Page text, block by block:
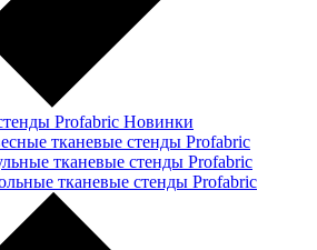
Profabric Новинки
тканевые стенды Profabric
тканевые стенды Profabric
тканевые стенды Profabric